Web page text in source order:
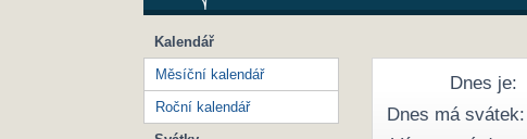
Dnes je:
Dnes má svátek:
Kalendář
Měsíční kalendář
Roční kalendář